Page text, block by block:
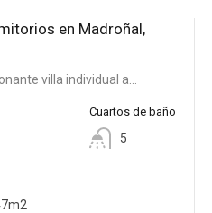
en Madroñal,
villa individual a…
Cuartos de baño
5